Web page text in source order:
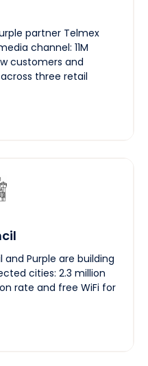
partner Telmex
channel: 11M
customers and
three retail
and Purple are building
cities: 2.3 million
rate and free WiFi for